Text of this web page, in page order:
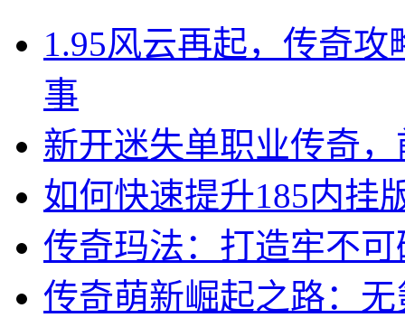
1.95风云再起，传奇
事
新开迷失单职业传奇
如何快速提升185内挂
传奇玛法：打造牢不
传奇萌新崛起之路：